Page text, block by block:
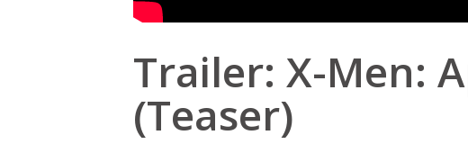
Trailer: X-Men:
(Teaser)